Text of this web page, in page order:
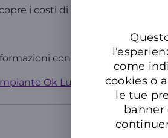
come
cookies o
le tue
banner
copre i costi di uscita e
consulta il Set
Ok Luce